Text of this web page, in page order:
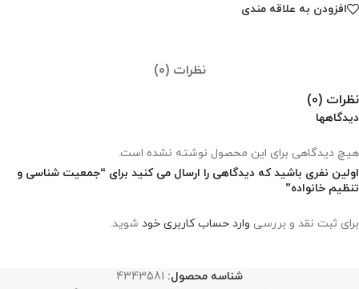
افزودن به علاقه مندی
نظرات (0)
نظرات (0)
دیدگاهها
هیچ دیدگاهی برای این محصول نوشته نشده است.
اولین نفری باشید که دیدگاهی را ارسال می کنید برای “جمعیت شناسی و
تنظیم خانواده”
برای ثبت نقد و بررسی وارد حساب کاربری خود شوید.
شناسه محصول: 4343581